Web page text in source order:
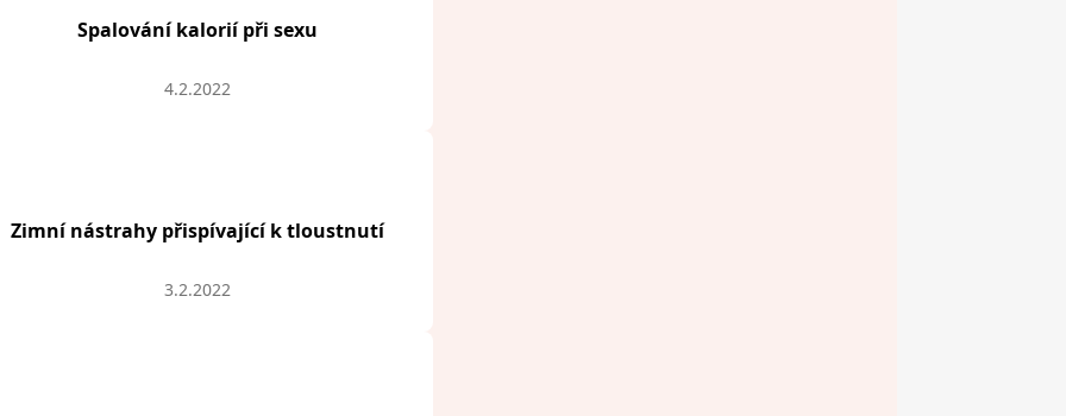
Spalování kalorií při sexu
4.2.2022
Zimní nástrahy přispívající k tloustnutí
3.2.2022